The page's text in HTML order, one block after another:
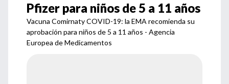
Pfizer para niños de 5 a 11 años
Vacuna Comirnaty COVID-19: la EMA recomienda su
aprobación para niños de 5 a 11 años - Agencia
Europea de Medicamentos